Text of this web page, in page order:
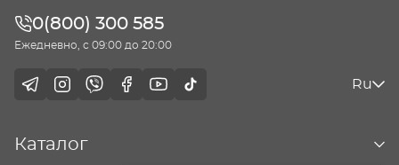
0(800) 300 585
Ежедневно, с 09:00 до 20:00
Ru
Каталог